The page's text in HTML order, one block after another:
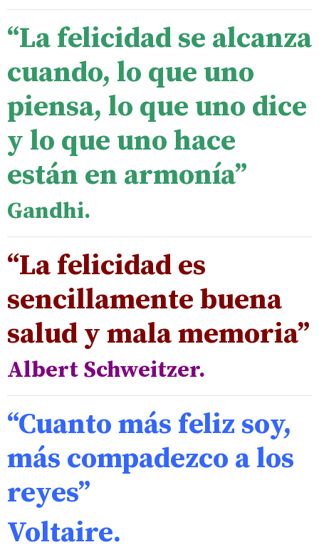
“La felicidad se alcanza
cuando, lo que uno
piensa, lo que uno dice
y lo que uno hace
están en armonía”
Gandhi.
“La felicidad es
sencillamente buena
salud y mala memoria”
Albert Schweitzer.
“Cuanto más feliz soy,
más compadezco a los
reyes”
Voltaire.